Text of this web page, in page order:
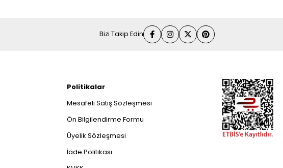
Bizi Takip Edin
Politikalar
Mesafeli Satış Sözleşmesi
Ön Bilgilendirme Formu
Üyelik Sözleşmesi
İade Politikası